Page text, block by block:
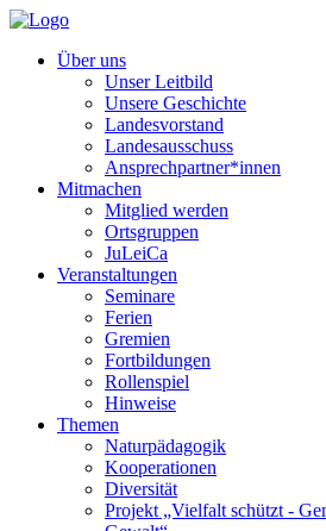
Über uns
Unser Leitbild
Unsere Geschichte
Landesvorstand
Landesausschuss
Ansprechpartner*innen
Mitmachen
Mitglied werden
Ortsgruppen
JuLeiCa
Veranstaltungen
Seminare
Ferien
Gremien
Fortbildungen
Rollenspiel
Hinweise
Themen
Naturpädagogik
Kooperationen
Diversität
Projekt „Vielfalt schützt -